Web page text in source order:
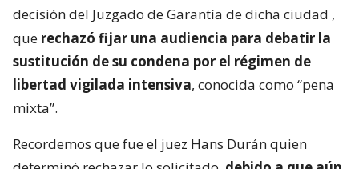
decisión del Juzgado de Garantía de dicha ciudad ,
que rechazó fijar una audiencia para debatir la
sustitución de su condena por el régimen de
libertad vigilada intensiva, conocida como “pena
mixta”.
Recordemos que fue el juez Hans Durán quien